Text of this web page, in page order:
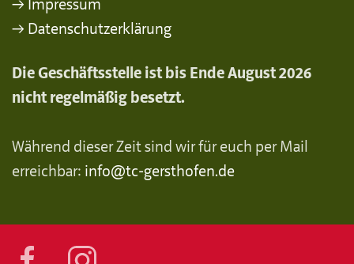
→ Impressum
→ Datenschutzerklärung
Die Geschäftsstelle ist bis Ende August 2026
nicht regelmäßig besetzt.
Während dieser Zeit sind wir für euch per Mail
erreichbar: info@tc-gersthofen.de